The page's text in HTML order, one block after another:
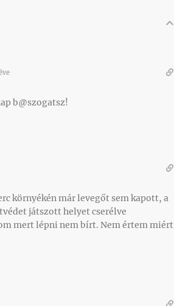
b@szogatsz!
környékén már levegőt sem kapott, a
játszott helyet cserélve
mert lépni nem bírt. Nem értem miért